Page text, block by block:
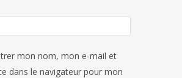
mon nom, mon e-mail et
dans le navigateur pour mon